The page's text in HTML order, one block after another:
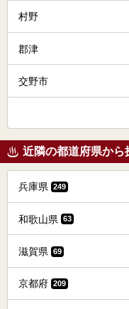
村野
郡津
交野市
近隣の都道府県から
兵庫県 249
和歌山県 63
滋賀県 69
京都府 209